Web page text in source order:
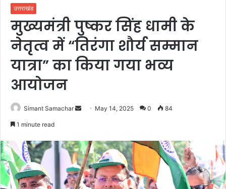
उत्तराखंड
मुख्यमंत्री पुष्कर सिंह धामी के
नेतृत्व में “तिरंगा शौर्य सम्मान
यात्रा” का किया गया भव्य
आयोजन
Simant Samachar
d
a
n
e
May 14, 2025 0 84
1 minute read